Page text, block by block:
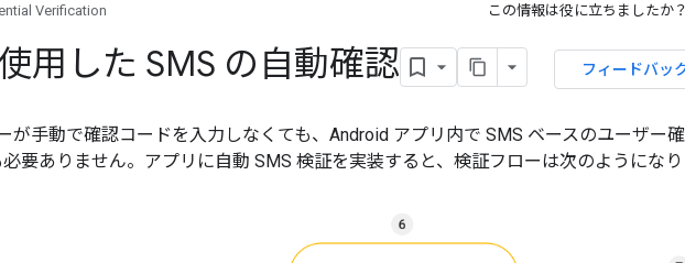
Verification この情報は役に立ちましたか？
フィードバッ
用した SMS の自動確認
が手動で確認コードを入力しなくても、Android アプリ内で SMS ベースのユーザー
要ありません。アプリに自動 SMS 検証を実装すると、検証フローは次のようになり